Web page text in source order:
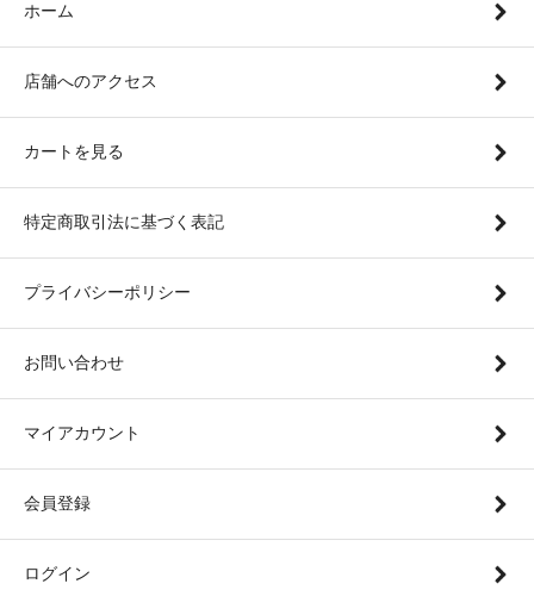
ホーム
店舗へのアクセス
カートを見る
特定商取引法に基づく表記
プライバシーポリシー
お問い合わせ
マイアカウント
会員登録
ログイン